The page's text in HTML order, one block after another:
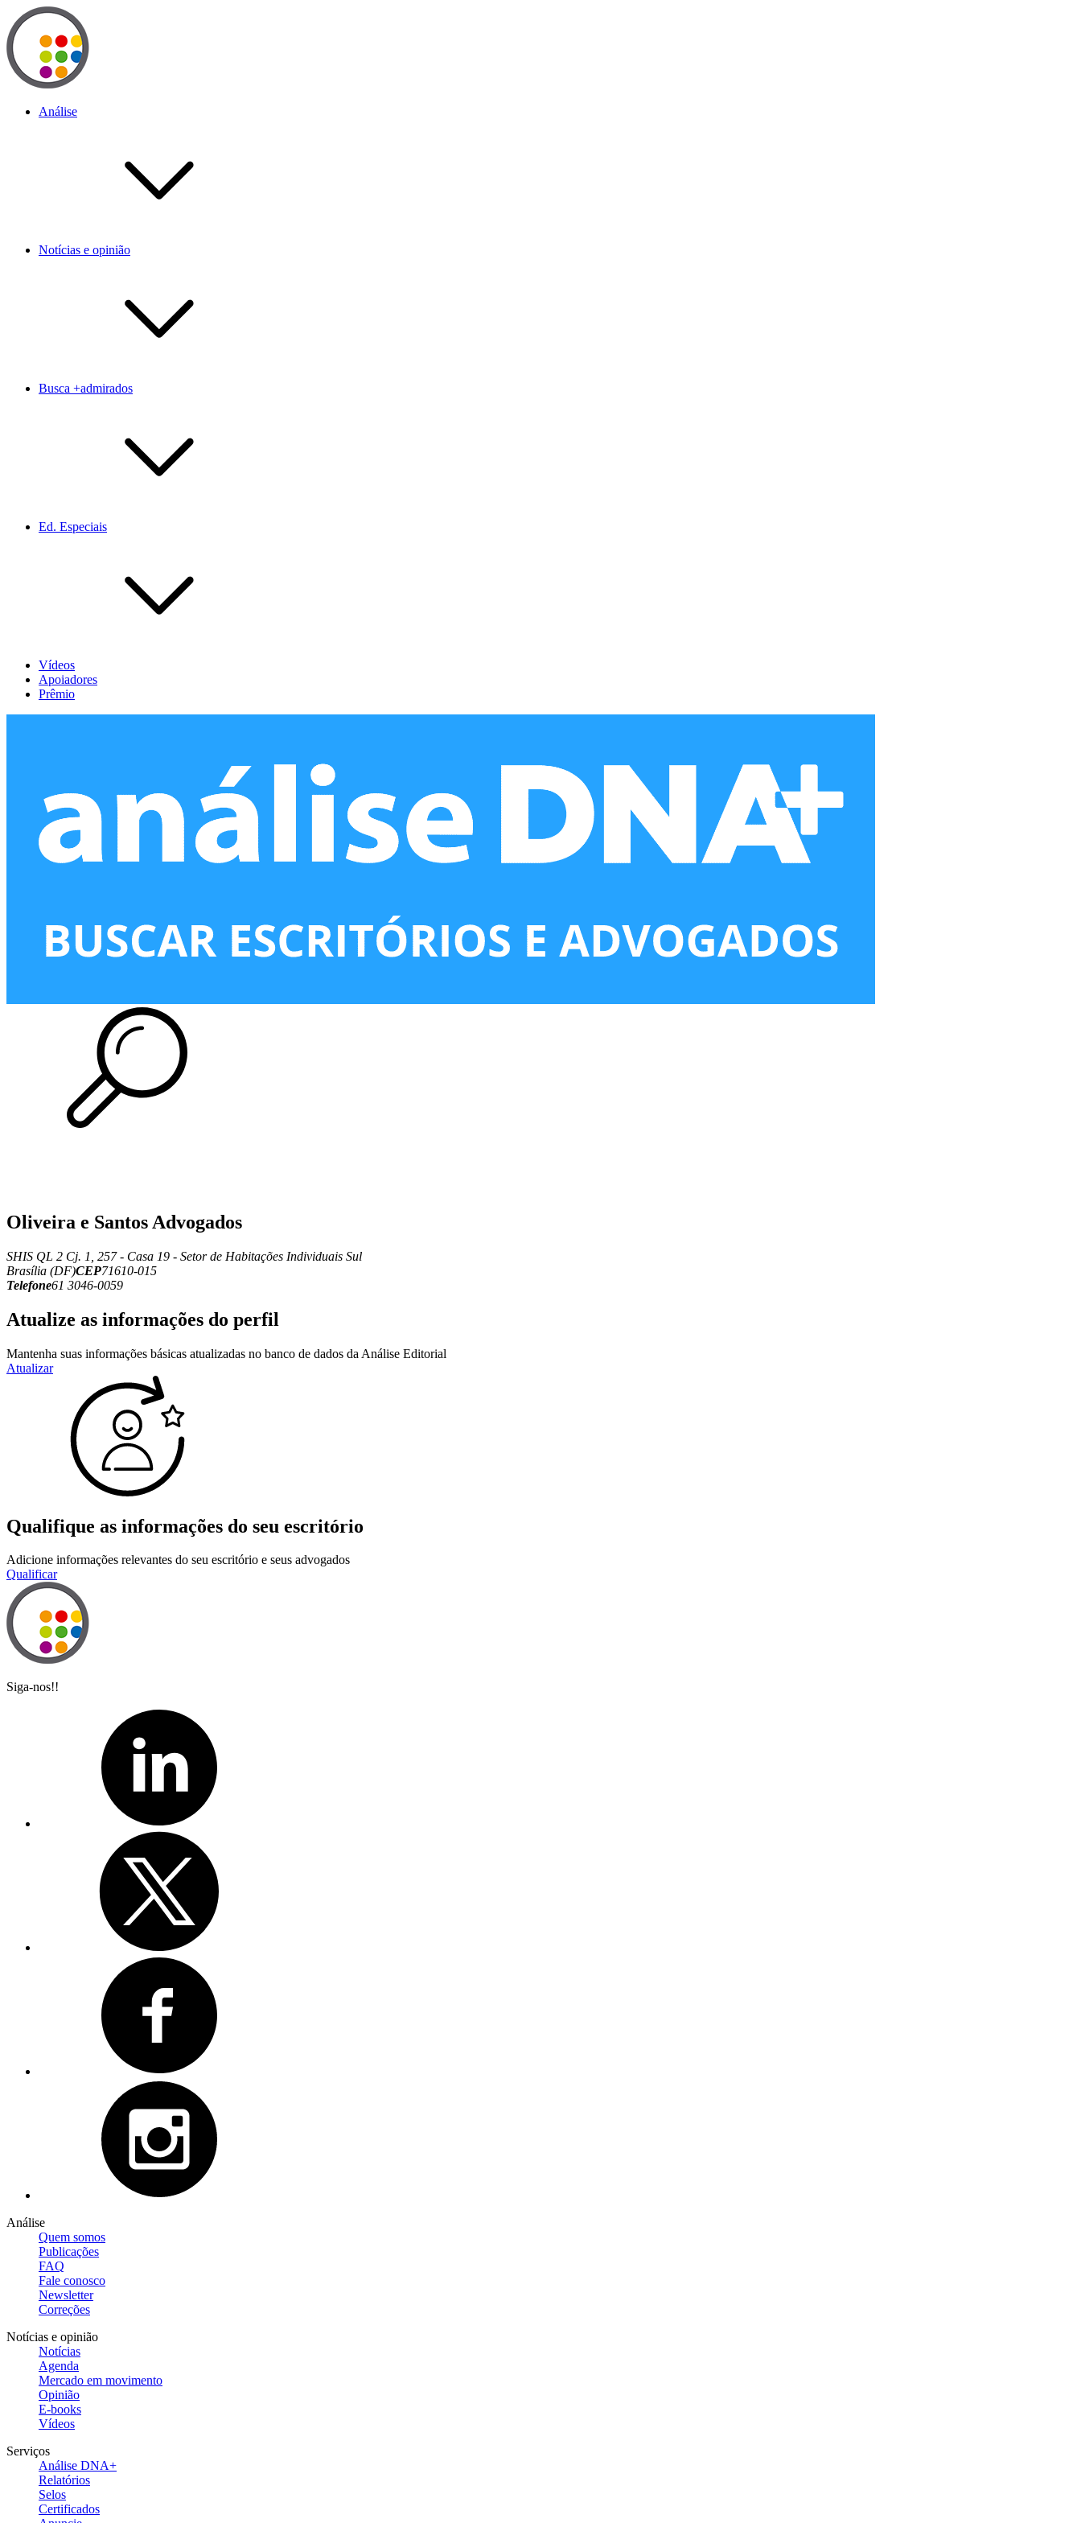
Análise
Notícias e opinião
Busca +admirados
Ed. Especiais
Vídeos
Apoiadores
Prêmio
Oliveira e Santos Advogados
SHIS QL 2 Cj. 1, 257 - Casa 19 - Setor de Habitações Individuais Sul
Brasília (DF)CEP71610-015
Telefone61 3046-0059
Atualize as informações do perfil
Mantenha suas informações básicas atualizadas no banco de dados da Análise Editorial
Atualizar
Qualifique as informações do seu escritório
Adicione informações relevantes do seu escritório e seus advogados
Qualificar
Siga-nos!!
Análise
Quem somos
Publicações
FAQ
Fale conosco
Newsletter
Correções
Notícias e opinião
Notícias
Agenda
Mercado em movimento
Opinião
E-books
Vídeos
Serviços
Análise DNA+
Relatórios
Selos
Certificados